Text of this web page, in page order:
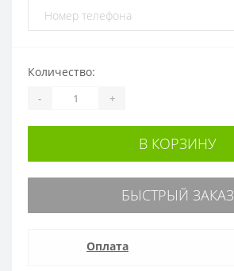
Количество:
- +
В КОРЗИНУ
БЫСТРЫЙ ЗАКАЗ
Оплата